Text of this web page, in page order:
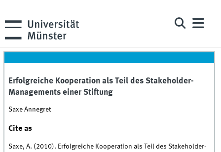
Erfolgreiche Kooperation als Teil des Stakeholder-
Managements einer Stiftung
Saxe Annegret
Cite as
Saxe, A. (2010). Erfolgreiche Kooperation als Teil des Stakeholder-